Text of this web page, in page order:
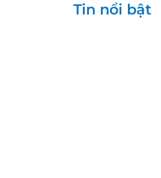
Tin nổi bật